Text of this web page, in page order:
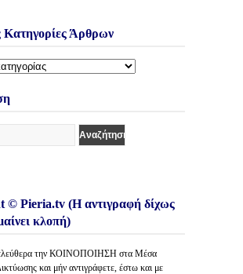
Κατηγορίες Άρθρων
© Pieria.tv (Η αντιγραφή δίχως
κλοπή)
την ΚΟΙΝΟΠΟΙΗΣΗ στα Μέσα
και μήν αντιγράφετε, έστω και με